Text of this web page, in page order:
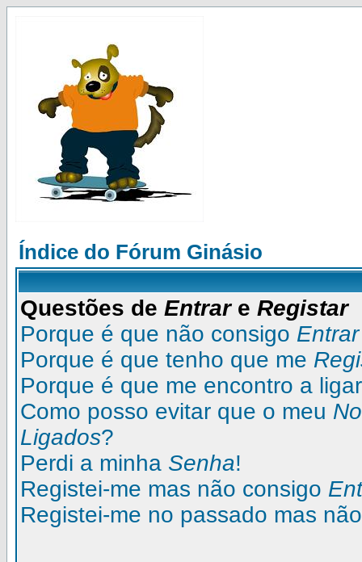
Índice do Fórum Ginásio
Questões de Entrare Registar
Porque é que não consigo Entrar
Porque é que tenho que me
Porque é que me encontro a
Como posso evitar que o meu
Ligados?
Perdi a minha Senha!
Registei-me mas não consigo
Registei-me no passado mas